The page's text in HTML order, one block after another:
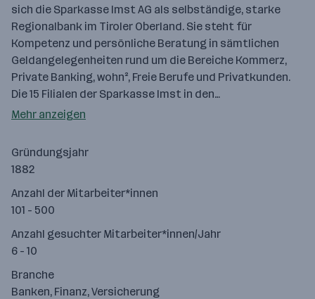
sich die Sparkasse Imst AG als selbständige, starke
Regionalbank im Tiroler Oberland. Sie steht für
Kompetenz und persönliche Beratung in sämtlichen
Geldangelegenheiten rund um die Bereiche Kommerz,
Private Banking, wohn², Freie Berufe und Privatkunden.
Die 15 Filialen der Sparkasse Imst in den…
Mehr anzeigen
Gründungsjahr
1882
Anzahl der Mitarbeiter*innen
101 - 500
Anzahl gesuchter Mitarbeiter*innen/Jahr
6 - 10
Branche
Banken, Finanz, Versicherung